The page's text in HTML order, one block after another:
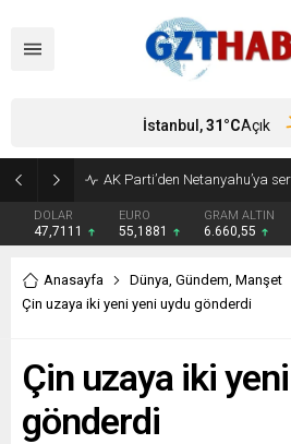
DOLAR
47,7111
EURO
55,1881
GRAM ALTIN
6.660,55
İstanbul,31°CAçık
Anasayfa Dünya, Gündem, Manşet
Çin uzaya iki yeni yeni uydu gönderdi
Çin uzaya iki
gönderdi